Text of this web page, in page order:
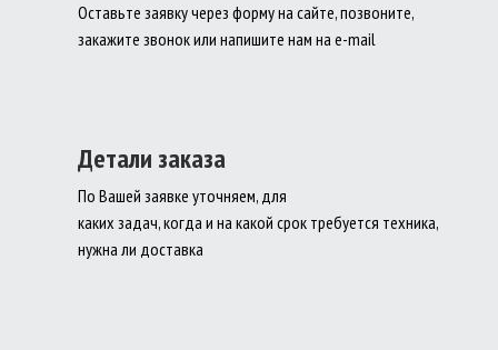
Оставьте заявку через форму на сайте, позвоните,
закажите звонок или напишите нам на e-mail
Детали заказа
По Вашей заявке уточняем, для
каких задач, когда и на какой срок требуется техника,
нужна ли доставка